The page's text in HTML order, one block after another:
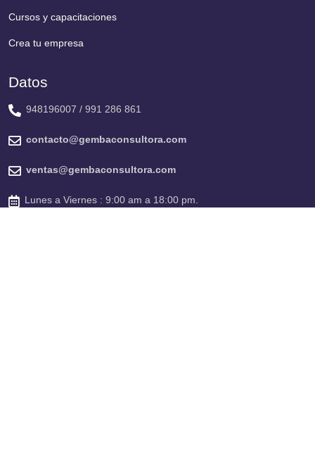
Cursos y capacitaciones
Crea tu empresa
Datos
948196007 / 991 286 861
contacto@gembaconsultora.com
ventas@gembaconsultora.com
Lunes a Viernes : 9:00 am a 18:00 pm.